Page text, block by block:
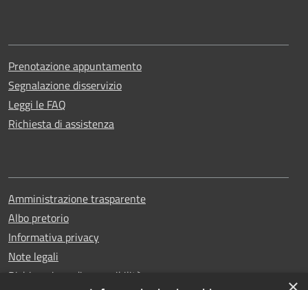
Prenotazione appuntamento
Segnalazione disservizio
Leggi le FAQ
Richiesta di assistenza
Amministrazione trasparente
Albo pretorio
Informativa privacy
Note legali
Dichiarazione di accessibilità